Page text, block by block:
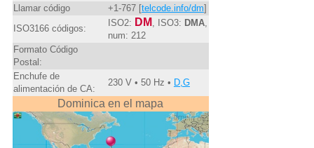
Llamar código
+1-767 [telcode.info/dm]
ISO3166 códigos:
ISO2: DM , ISO3: DMA,
num: 212
Formato Código
Postal:
Enchufe de
alimentación de CA:
230 V • 50 Hz • D,G
Dominica en el mapa